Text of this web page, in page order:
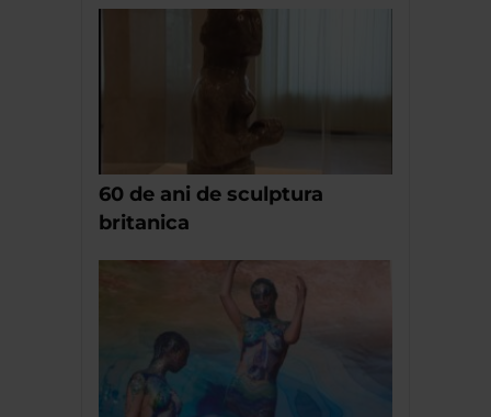
60 de ani de sculptura
britanica